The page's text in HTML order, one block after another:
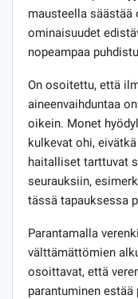
mausteella säästää
ominaisuudet
nopeampaa
On osoitettu, että
aineenvaihduntaa
oikein. Monet
kulkevat ohi,
haitalliset tarttuvat
seurauksiin,
tässä tapauksessa
Parantamalla
välttämättömien
osoittavat, että
parantuminen